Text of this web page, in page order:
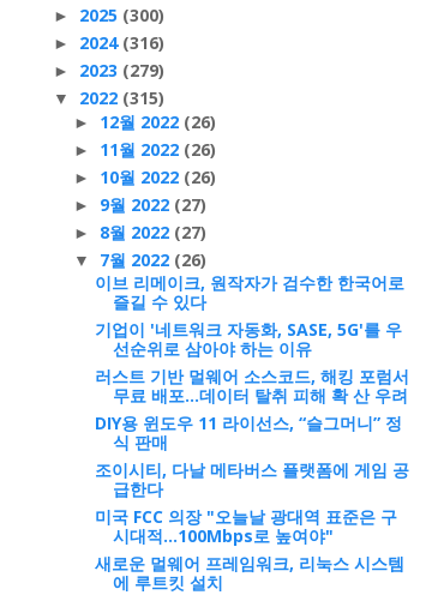
► 2025 (300)
► 2024 (316)
► 2023 (279)
▼ 2022 (315)
► 12월 2022 (26)
► 11월 2022 (26)
► 10월 2022 (26)
► 9월 2022 (27)
► 8월 2022 (27)
▼ 7월 2022 (26)
이브 리메이크, 원작자가 검수한 한국어로
즐길 수 있다
기업이 '네트워크 자동화, SASE, 5G'를 우
선순위로 삼아야 하는 이유
러스트 기반 멀웨어 소스코드, 해킹 포럼서
무료 배포...데이터 탈취 피해 확 산 우려
DIY용 윈도우 11 라이선스, “슬그머니” 정
식 판매
조이시티, 다날 메타버스 플랫폼에 게임 공
급한다
미국 FCC 의장 "오늘날 광대역 표준은 구
시대적…100Mbps로 높여야"
새로운 멀웨어 프레임워크, 리눅스 시스템
에 루트킷 설치